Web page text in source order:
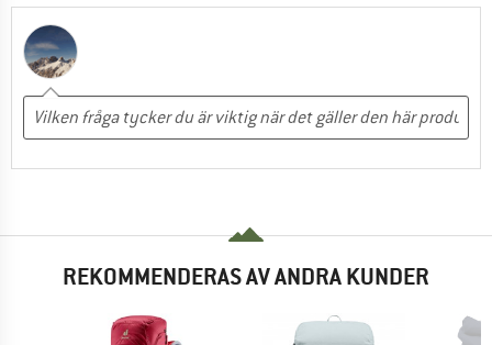
REKOMMENDERAS AV ANDRA KUNDER